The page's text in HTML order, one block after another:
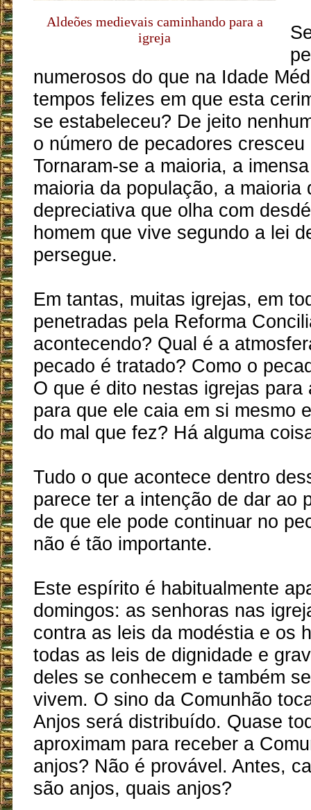
Aldeões medievais caminhando para a
igreja
numerosos do que na Idade
tempos felizes em que esta
se estabeleceu? De jeito
o número de pecadores cresceu
Tornaram-se a maioria, a
maioria da população, a maioria
depreciativa que olha com
homem que vive segundo a lei
persegue.
Em tantas, muitas igrejas, em
penetradas pela Reforma
acontecendo? Qual é a
pecado é tratado? Como o
O que é dito nestas igrejas para
para que ele caia em si mesmo
do mal que fez? Há alguma
Tudo o que acontece dentro
parece ter a intenção de dar ao
de que ele pode continuar no
não é tão importante.
Este espírito é habitualmente
domingos: as senhoras nas
contra as leis da modéstia e os
todas as leis de dignidade e
deles se conhecem e também
vivem. O sino da Comunhão
Anjos será distribuído. Quase
aproximam para receber a
anjos? Não é provável. Antes,
são anjos, quais anjos?